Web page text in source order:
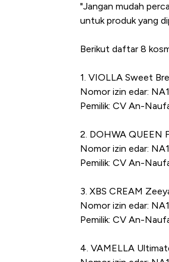
"Jangan mudah
untuk produk yang
Berikut daftar 8
1. VIOLLA Sweet
Nomor izin edar:
Pemilik: CV An-
2. DOHWA QUEEN
Nomor izin edar:
Pemilik: CV An-
3. XBS CREAM
Nomor izin edar:
Pemilik: CV An-
4. VAMELLA